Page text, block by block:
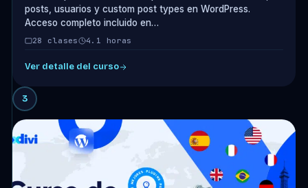
posts, usuarios y custom post types en WordPress.
Acceso completo incluido en…
28 clases 4.1 horas
Ver detalle del curso
3